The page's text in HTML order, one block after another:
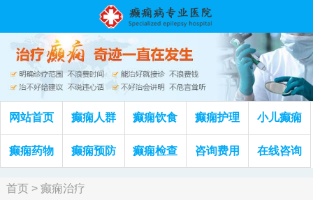
网站首页 癫痫人群 癫痫饮食 癫痫护理 小儿癫痫
癫痫药物 癫痫预防 癫痫检查 咨询费用 在线咨询
首页> 癫痫治疗